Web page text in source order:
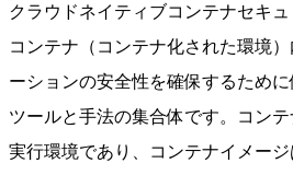
クラウドネイティブコンテナセキュ
コンテナ（コンテナ化された環境
ーションの安全性を確保するため
ツールと手法の集合体です。コン
実行環境であり、コンテナイメー